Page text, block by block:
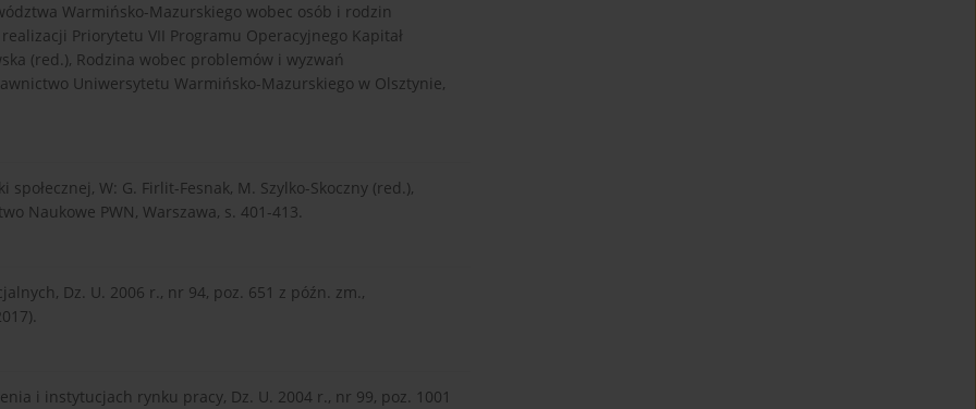
Warmińsko-Mazurskiego wobec osób i rodzin
Priorytetu VII Programu Operacyjnego Kapitał
(red.), Rodzina wobec problemów i wyzwań
Uniwersytetu Warmińsko-Mazurskiego w Olsztynie,
W: G. Firlit-Fesnak, M. Szylko-Skoczny (red.),
Naukowe PWN, Warszawa, s. 401-413.
Dz. U. 2006 r., nr 94, poz. 651 z późn. zm.,
i instytucjach rynku pracy, Dz. U. 2004 r., nr 99, poz. 1001